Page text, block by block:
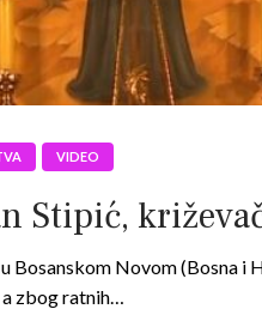
VIDEO
Stipić,
Novom (Bosna i
a zbog ratnih…